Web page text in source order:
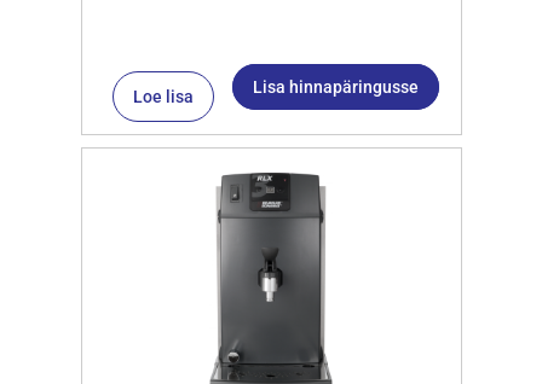
Loe lisa Lisa hinnapäringusse